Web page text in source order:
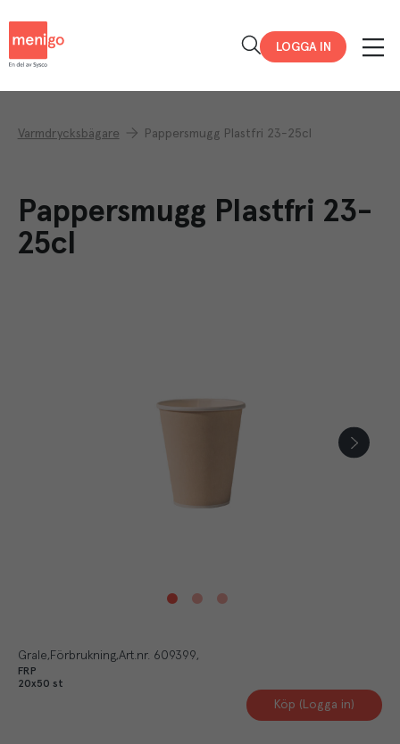
LOGGA IN
Varmdrycksbägare Pappersmugg Plastfri 23-25cl
Pappersmugg Plastfri 23-
25cl
Grale Förbrukning Art.nr. 609399
FRP
20x50 st
Köp (Logga in)